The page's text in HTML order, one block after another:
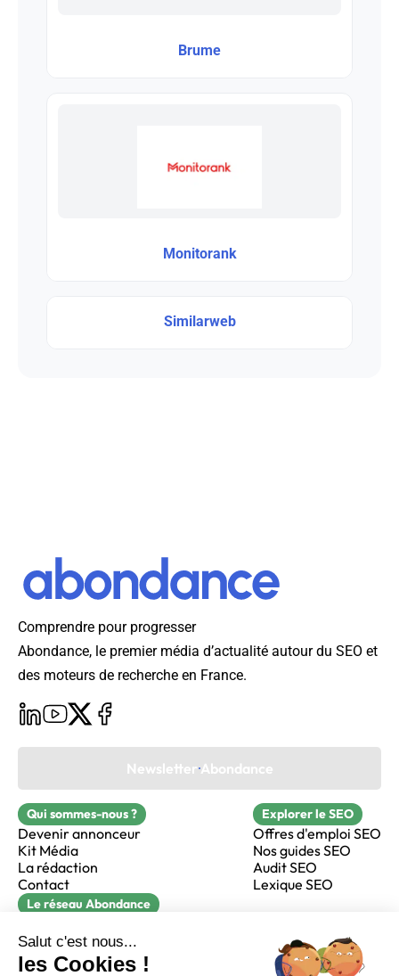
Brume
Monitorank
Similarweb
Comprendre pour progresser
Abondance, le premier média d’actualité autour du SEO et
des moteurs de recherche en France.
Newsletter Abondance
Qui sommes-nous ?
Devenir annonceur
Kit Média
La rédaction
Contact
Explorer le SEO
Offres d'emploi SEO
Nos guides SEO
Audit SEO
Lexique SEO
Le réseau Abondance
Réacteur
alfie formation